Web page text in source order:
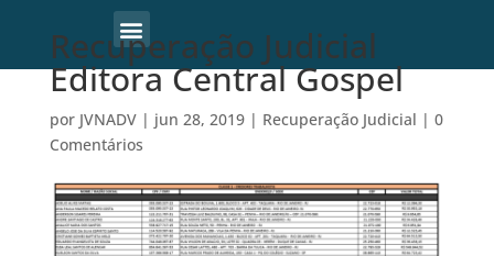
Recuperação Judicial
Editora Central Gospel
por JVNADV| jun 28, 2019| Recuperação Judicial | 0
Comentários